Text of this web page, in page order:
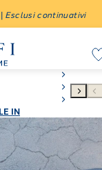
Esclusi continuativi
IN